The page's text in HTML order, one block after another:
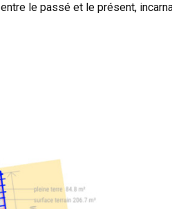
entre le passé et le présent,